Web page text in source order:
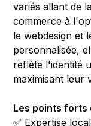
variés allant de
commerce à
le webdesign et
personnalisée,
reflète l'identité
maximisant leur
Les points forts
✅ Expertise